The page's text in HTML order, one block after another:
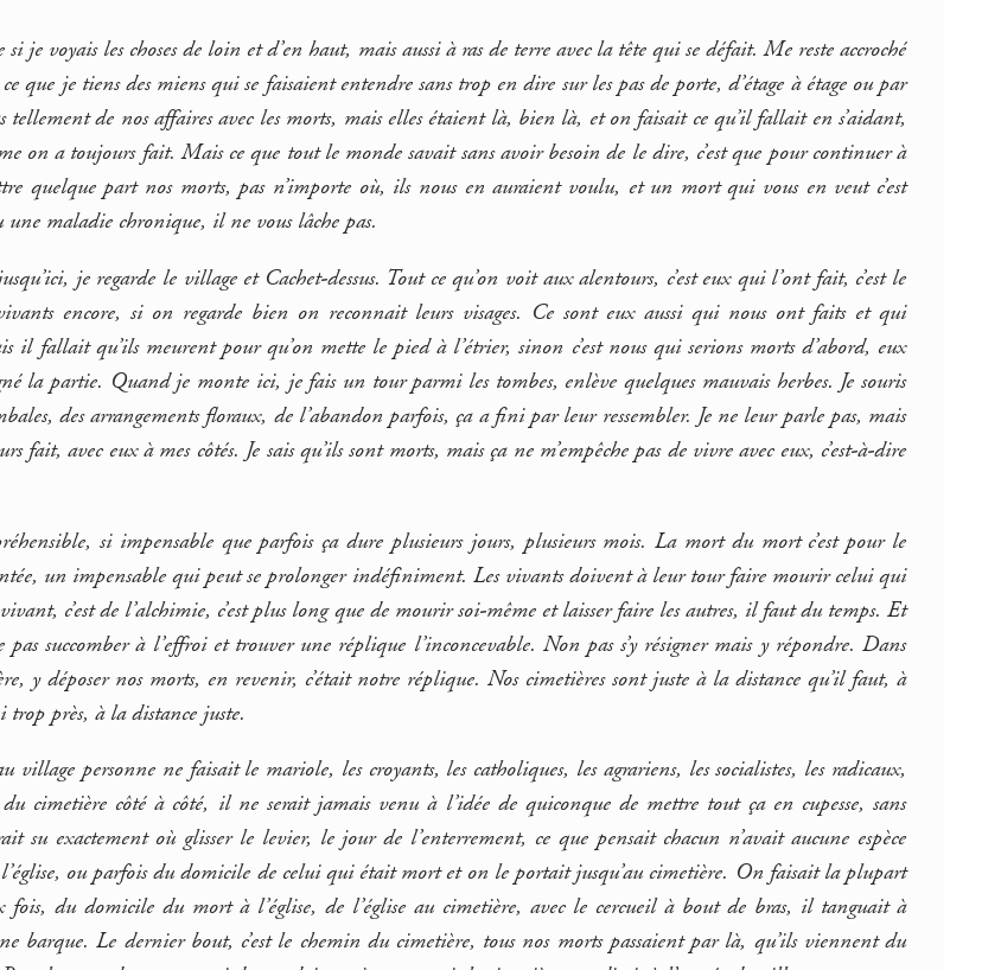
si je voyais les choses de loin et d’en haut, mais aussi à ras de terre avec la tête qui se défait. Me reste accroché
que je tiens des miens qui se faisaient entendre sans trop en dire sur les pas de porte, d’étage à étage ou par
de nos affaires avec les morts, mais elles étaient là, bien là, et on faisait ce qu’il fallait en s’aidant,
on a toujours fait. Mais ce que tout le monde savait sans avoir besoin de le dire, c’est que pour continuer à
quelque part nos morts, pas n’importe où, ils nous en auraient voulu, et un mort qui vous en veut c’est
maladie chronique, il ne vous lâche pas.
je regarde le village et Cachet-dessus. Tout ce qu’on voit aux alentours, c’est eux qui l’ont fait, c’est le
encore, si on regarde bien on reconnait leurs visages. Ce sont eux aussi qui nous ont faits et qui
il fallait qu’ils meurent pour qu’on mette le pied à l’étrier, sinon c’est nous qui serions morts d’abord, eux
la partie. Quand je monte ici, je fais un tour parmi les tombes, enlève quelques mauvais herbes. Je souris
des arrangements floraux, de l’abandon parfois, ça a fini par leur ressembler. Je ne leur parle pas, mais
fait, avec eux à mes côtés. Je sais qu’ils sont morts, mais ça ne m’empêche pas de vivre avec eux, c’est-à-dire
si impensable que parfois ça dure plusieurs jours, plusieurs mois. La mort du mort c’est pour le
un impensable qui peut se prolonger indéfiniment. Les vivants doivent à leur tour faire mourir celui qui
c’est de l’alchimie, c’est plus long que de mourir soi-même et laisser faire les autres, il faut du temps. Et
pas succomber à l’effroi et trouver une réplique l’inconcevable. Non pas s’y résigner mais y répondre. Dans
y déposer nos morts, en revenir, c’était notre réplique. Nos cimetières sont juste à la distance qu’il faut, à
près, à la distance juste.
village personne ne faisait le mariole, les croyants, les catholiques, les agrariens, les socialistes, les radicaux,
cimetière côté à côté, il ne serait jamais venu à l’idée de quiconque de mettre tout ça en cupesse, sans
su exactement où glisser le levier, le jour de l’enterrement, ce que pensait chacun n’avait aucune espèce
ou parfois du domicile de celui qui était mort et on le portait jusqu’au cimetière. On faisait la plupart
fois, du domicile du mort à l’église, de l’église au cimetière, avec le cercueil à bout de bras, il tanguait à
barque. Le dernier bout, c’est le chemin du cimetière, tous nos morts passaient par là, qu’ils viennent du